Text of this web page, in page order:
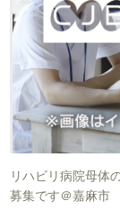
リハビリ病院母体
募集です＠嘉麻市